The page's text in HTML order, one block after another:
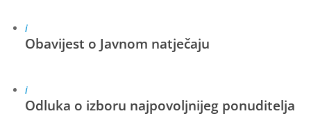
i
Obavijest o Javnom natječaju
i
Odluka o izboru najpovoljnijeg ponuditelja